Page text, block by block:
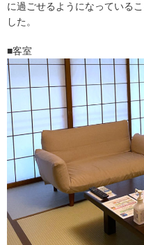
に過ごせるようになっている
した。
■客室